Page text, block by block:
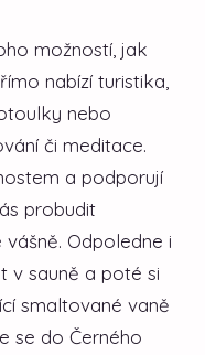
možností, jak
nabízí turistika,
nebo
či meditace.
a podporují
probudit
Odpoledne i
v sauně a poté si
smaltované vaně
se do Černého